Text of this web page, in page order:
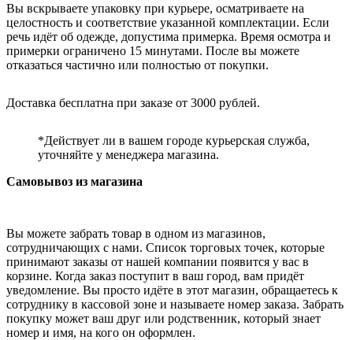
Вы вскрываете упаковку при курьере, осматриваете на
целостность и соответствие указанной комплектации. Если
речь идёт об одежде, допустима примерка. Время осмотра и
примерки ограничено 15 минутами. После вы можете
отказаться частично или полностью от покупки.
Доставка бесплатна при заказе от 3000 рублей.
*Действует ли в вашем городе курьерская служба,
уточняйте у менеджера магазина.
Самовывоз из магазина
Вы можете забрать товар в одном из магазинов,
сотрудничающих с нами. Список торговых точек, которые
принимают заказы от нашей компании появится у вас в
корзине. Когда заказ поступит в ваш город, вам придёт
уведомление. Вы просто идёте в этот магазин, обращаетесь к
сотруднику в кассовой зоне и называете номер заказа. Забрать
покупку может ваш друг или родственник, который знает
номер и имя, на кого он оформлен.